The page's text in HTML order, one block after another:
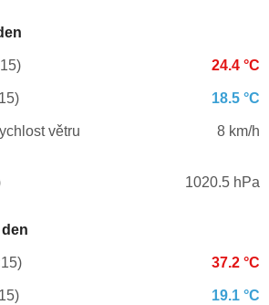
24.4 °C
18.5 °C
větru
8 km/h
1020.5 hPa
37.2 °C
19.1 °C